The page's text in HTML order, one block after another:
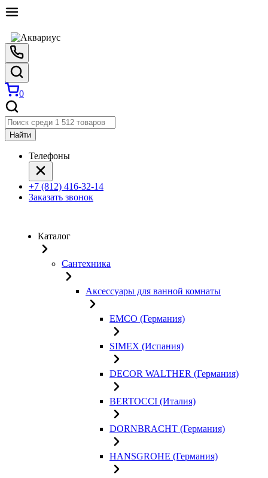
0
Найти
Телефоны
+7 (812) 416-32-14
Заказать звонок
Каталог
Сантехника
Аксессуары для ванной комнаты
EMCO (Германия)
SIMEX (Испания)
DECOR WALTHER (Германия)
BERTOCCI (Италия)
DORNBRACHT (Германия)
HANSGROHE (Германия)